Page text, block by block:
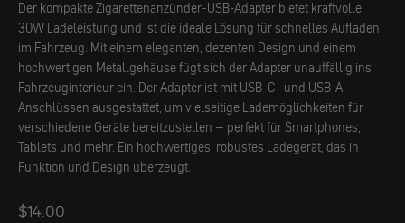
Der kompakte Zigarettenanzünder-USB-Adapter bietet kraftvolle
30W Ladeleistung und ist die ideale Lösung für schnelles Aufladen
im Fahrzeug. Mit einem eleganten, dezenten Design und einem
hochwertigen Metallgehäuse fügt sich der Adapter unauffällig ins
Fahrzeuginterieur ein. Der Adapter ist mit USB-C- und USB-A-
Anschlüssen ausgestattet, um vielseitige Lademöglichkeiten für
verschiedene Geräte bereitzustellen – perfekt für Smartphones,
Tablets und mehr. Ein hochwertiges, robustes Ladegerät, das in
Funktion und Design überzeugt.
Angebot
$14.00